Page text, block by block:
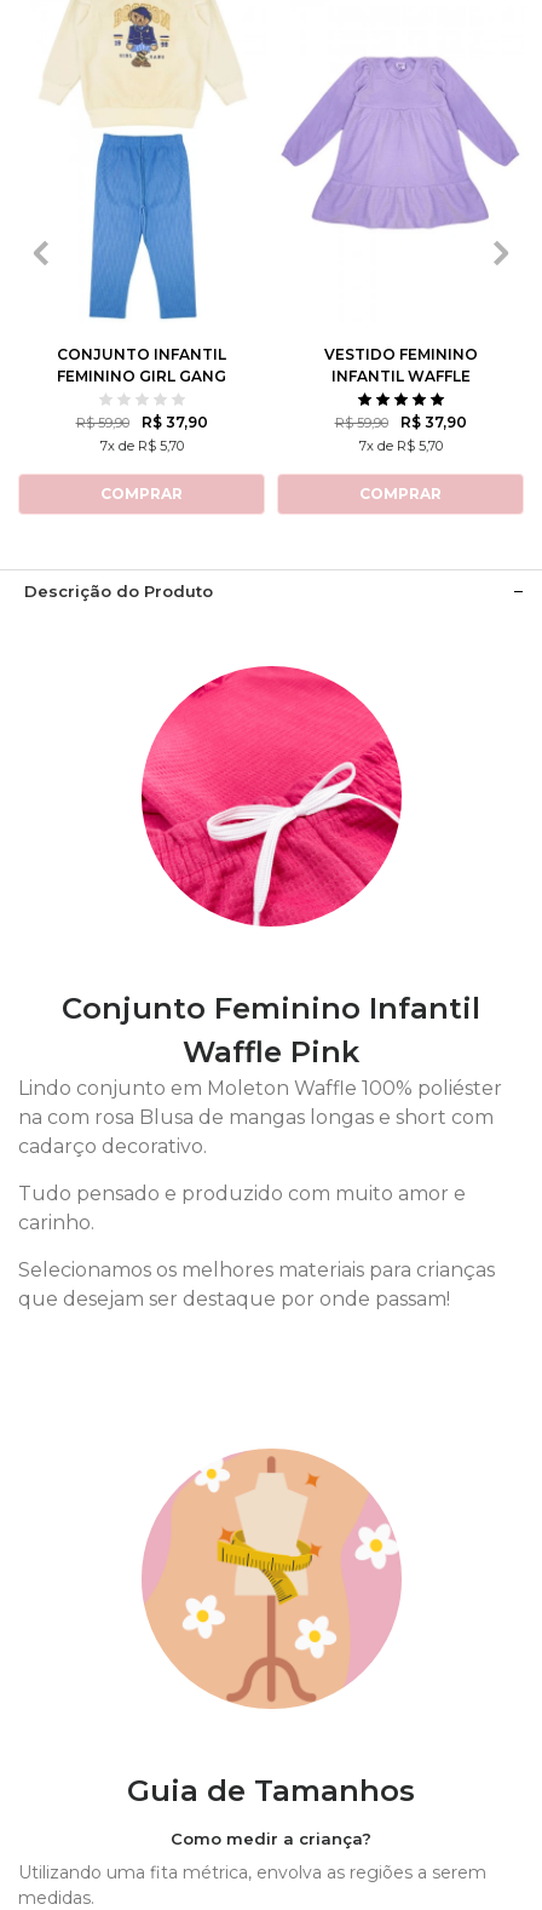
P M G 1
CONJUNTO INFANTIL
FEMININO GIRL GANG
R$ 59,90 R$ 37,90
7x de R$ 5,70
COMPRAR
10
VESTIDO FEMININO
INFANTIL WAFFLE
R$ 59,90 R$ 37,90
7x de R$ 5,70
COMPRAR
Descrição do Produto
Conjunto Feminino Infantil
Waffle Pink
Lindo conjunto em Moleton Waffle 100% poliéster
na com rosa Blusa de mangas longas e short com
cadarço decorativo.
Tudo pensado e produzido com muito amor e
carinho.
Selecionamos os melhores materiais para crianças
que desejam ser destaque por onde passam!
Guia de Tamanhos
Como medir a criança?
Utilizando uma fita métrica, envolva as regiões a serem
medidas.